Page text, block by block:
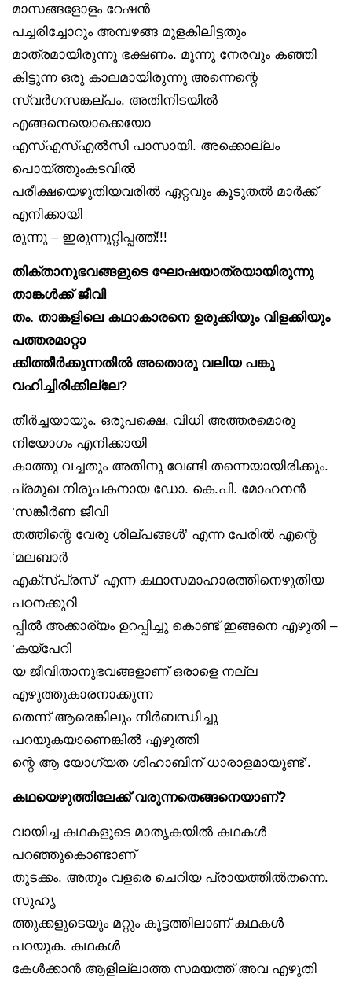
മാസങ്ങളോളം റേഷൻ
പച്ചരിച്ചോറും അമ്പഴങ്ങ മുളകിലിട്ടതും
മാത്രമായിരുന്നു ഭക്ഷണം. മൂന്നു നേരവും കഞ്ഞി
കിട്ടുന്ന ഒരു കാലമായിരുന്നു അന്നെന്റെ
സ്വർഗസങ്കല്പം. അതിനിടയിൽ
എങ്ങനെയൊക്കെയോ
എസ്എസ്എൽസി പാസായി. അക്കൊല്ലം
പൊയ്ത്തുംകടവിൽ
പരീക്ഷയെഴുതിയവരിൽ ഏറ്റവും കൂടുതൽ മാർക്ക്
എനിക്കായി
രുന്നു – ഇരുന്നൂറ്റിപ്പത്ത്!!!
തിക്താനുഭവങ്ങളുടെ ഘോഷയാത്രയായിരുന്നു
താങ്കൾക്ക് ജീവി
തം. താങ്കളിലെ കഥാകാരനെ ഉരുക്കിയും വിളക്കിയും
പത്തരമാറ്റാ
ക്കിത്തീർക്കുന്നതിൽ അതൊരു വലിയ പങ്കു
വഹിച്ചിരിക്കില്ലേ?
തീർച്ചയായും. ഒരുപക്ഷെ, വിധി അത്തരമൊരു
നിയോഗം എനിക്കായി
കാത്തു വച്ചതും അതിനു വേണ്ടി തന്നെയായിരിക്കും.
പ്രമുഖ നിരൂപകനായ ഡോ. കെ.പി. മോഹനൻ
‘സങ്കീർണ ജീവി
തത്തിന്റെ വേരു ശില്പങ്ങൾ’ എന്ന പേരിൽ എന്റെ
‘മലബാർ
എക്‌സ്പ്രസ്’ എന്ന കഥാസമാഹാരത്തിനെഴുതിയ
പഠനക്കുറി
പ്പിൽ അക്കാര്യം ഉറപ്പിച്ചു കൊണ്ട് ഇങ്ങനെ എഴുതി –
‘കയ്‌പേറി
യ ജീവിതാനുഭവങ്ങളാണ് ഒരാളെ നല്ല
എഴുത്തുകാരനാക്കുന്ന
തെന്ന് ആരെങ്കിലും നിർബന്ധിച്ചു
പറയുകയാണെങ്കിൽ എഴുത്തി
ന്റെ ആ യോഗ്യത ശിഹാബിന് ധാരാളമായുണ്ട്’.
കഥയെഴുത്തിലേക്ക് വരുന്നതെങ്ങനെയാണ്?
വായിച്ച കഥകളുടെ മാതൃകയിൽ കഥകൾ
പറഞ്ഞുകൊണ്ടാണ്
തുടക്കം. അതും വളരെ ചെറിയ പ്രായത്തിൽതന്നെ.
സുഹൃ
ത്തുക്കളുടെയും മറ്റും കൂട്ടത്തിലാണ് കഥകൾ
പറയുക. കഥകൾ
കേൾക്കാൻ ആളില്ലാത്ത സമയത്ത് അവ എഴുതി